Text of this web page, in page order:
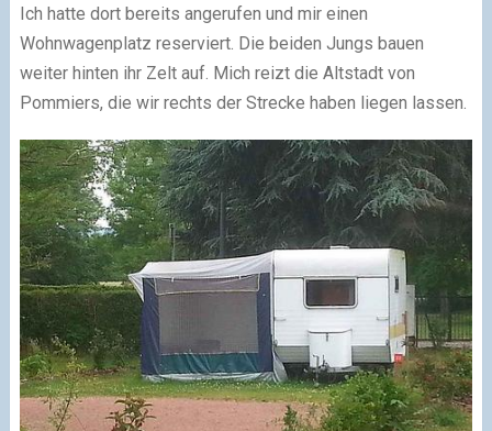
Ich hatte dort bereits angerufen und mir einen
Wohnwagenplatz reserviert. Die beiden Jungs bauen
weiter hinten ihr Zelt auf. Mich reizt die Altstadt von
Pommiers, die wir rechts der Strecke haben liegen lassen.